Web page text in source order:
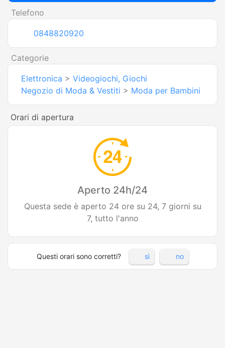
Telefono
0848820920
Categorie
Elettronica > Videogiochi, Giochi
Negozio di Moda & Vestiti > Moda per Bambini
Orari di apertura
Aperto 24h/24
Questa sede è aperto 24 ore su 24, 7 giorni su
7, tutto l'anno
Questi orari sono corretti? sì no